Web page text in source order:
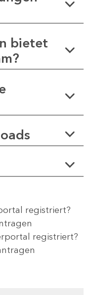
bietet
registriert?
registriert?